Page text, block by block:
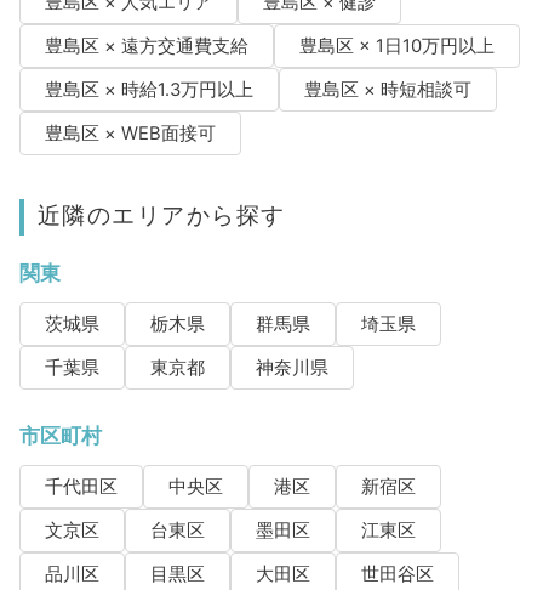
豊島区 × 遠方交通費支給
豊島区 × 1日10万円以上
豊島区 × 時給1.3万円以上
豊島区 × 時短相談可
豊島区 × WEB面接可
近隣のエリアから探す
関東
茨城県 栃木県 群馬県
埼玉県
千葉県
東京都 神奈川県
市区町村
千代田区 中央区 港区
新宿区
文京区
台東区 墨田区
江東区
品川区
目黒区 大田区
世田谷区